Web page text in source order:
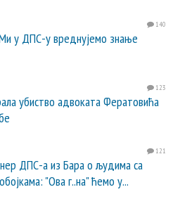
140
у ДПС-у вреднујемо знање
123
убиство адвоката Фератовића
121
ДПС-а из Бара о људима са
"Ова г..на" ћемо у...